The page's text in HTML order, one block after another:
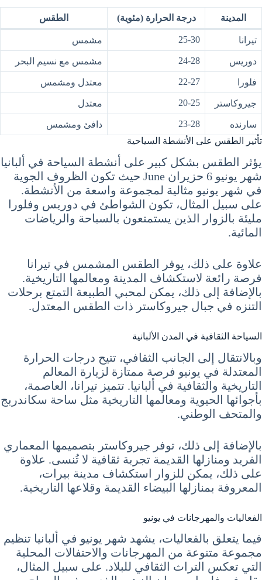
المدينة درجة الحرارة (مئوية) الطقس
تيرانا 25-30 مشمس
دوريس 24-28 مشمس مع نسيم البحر
فلورا 22-27 معتدل ومشمس
جيروكاستر 20-25 معتدل
سارنده 23-28
دافئ ومشمس
تأثير الطقس على الأنشطة السياحية
يؤثر الطقس بشكل كبير على أنشطة السياحة في ألبانيا
شهر يونيو 6 حزيران June حيث تكون الظروف الجوية
في شهر يونيو مثالية لمجموعة واسعة من الأنشطة.
على سبيل المثال، تكون الشواطئ في دوريس وفلورا
مليئة بالزوار الذين يستمتعون بالسباحة والرياضات
المائية.
علاوة على ذلك، يوفر الطقس المشمس في تيرانا
فرصة رائعة لاستكشاف المدينة ومعالمها التاريخية.
بالإضافة إلى ذلك، يمكن لمحبي الطبيعة التمتع برحلات
التنزه في جبال جيروكاستر ذات الطقس المعتدل.
السياحة الثقافية في المدن الألبانية
وبالانتقال إلى الجانب الثقافي، تتيح درجات الحرارة
المعتدلة في يونيو فرصة ممتازة لزيارة المعالم
التاريخية والثقافية في ألبانيا. تتميز تيرانا، العاصمة،
بأجوائها الحيوية ومعالمها التاريخية مثل ساحة سكاندربج
والمتحف الوطني.
بالإضافة إلى ذلك، توفر جيروكاستر بتصميمها المعماري
الفريد ومنازلها القديمة تجربة ثقافية لا تُنسى. علاوة
على ذلك، يمكن للزوار استكشاف مدينة بيرات،
المعروفة بمنازلها البيضاء القديمة وقلاعها التاريخية.
الفعاليات والمهرجانات في يونيو
فيما يتعلق بالفعاليات، يشهد شهر يونيو في ألبانيا تنظيم
مجموعة متنوعة من المهرجانات والاحتفالات المحلية
التي تعكس التراث الثقافي للبلاد. على سبيل المثال،